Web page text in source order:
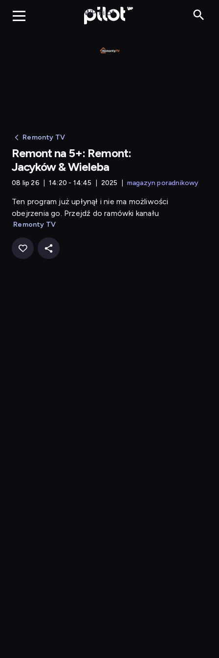
WP Pilot
Remonty TV
Remont na 5+: Remont:
Jacyków & Wieleba
08 lip 26 14:20 - 14:45 2025 magazyn poradnikowy
Ten program już upłynął i nie ma możliwości
obejrzenia go. Przejdź do ramówki kanału
Remonty TV